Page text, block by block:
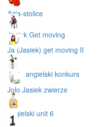
Azja-stolice
Jasiek Get moving
Ja (Jasiek) get moving II
Jasiu angielski konkurs
Jolo Jasiek zwierze
angielski unit 6